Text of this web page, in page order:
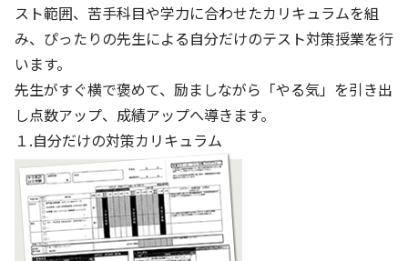
スト範囲、苦手科目や学力に合わせたカリキュラムを組
み、ぴったりの先生による自分だけのテスト対策授業を行
います。
先生がすぐ横で褒めて、励ましながら「やる気」を引き出
し点数アップ、成績アップへ導きます。
１.自分だけの対策カリキュラム